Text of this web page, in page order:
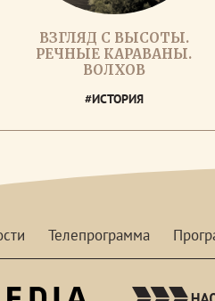
ВЗГЛЯД С ВЫСОТЫ.
РЕЧНЫЕ КАРАВАНЫ.
ВОЛХОВ
#ИСТОРИЯ
Телепрограмма